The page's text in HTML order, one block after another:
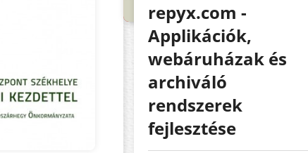
repyx.com -
Applikációk,
webáruházak és
archiváló
rendszerek
fejlesztése